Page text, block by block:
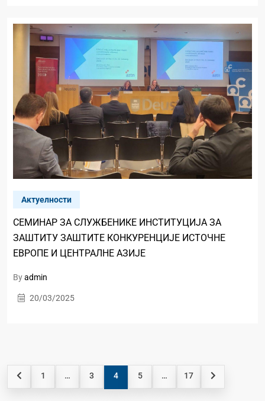
Актуелности
СЕМИНАР ЗА СЛУЖБЕНИКЕ ИНСТИТУЦИЈА ЗА
ЗАШТИТУ ЗАШТИТЕ КОНКУРЕНЦИЈЕ ИСТОЧНЕ
ЕВРОПЕ И ЦЕНТРАЛНЕ АЗИЈЕ
Byadmin
20/03/2025
1 … 3 4 5 … 17